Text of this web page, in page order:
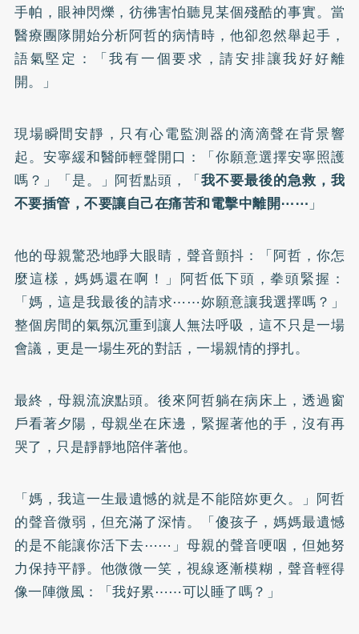
手帕，眼神閃爍，彷彿害怕聽見某個殘酷的事實。當
醫療團隊開始分析阿哲的病情時，他卻忽然舉起手，
語氣堅定：「我有一個要求，請安排讓我好好離
開。」
現場瞬間安靜，只有心電監測器的滴滴聲在背景響
起。安寧緩和醫師輕聲開口：「你願意選擇安寧照護
嗎？」「是。」阿哲點頭，「我不要最後的急救，我
不要插管，不要讓自己在痛苦和電擊中離開⋯⋯ 」
他的母親驚恐地睜大眼睛，聲音顫抖：「阿哲，你怎
麼這樣，媽媽還在啊！」阿哲低下頭，拳頭緊握：
「媽，這是我最後的請求⋯⋯妳願意讓我選擇嗎？」
整個房間的氣氛沉重到讓人無法呼吸，這不只是一場
會議，更是一場生死的對話，一場親情的掙扎。
最終，母親流淚點頭。後來阿哲躺在病床上，透過窗
戶看著夕陽，母親坐在床邊，緊握著他的手，沒有再
哭了，只是靜靜地陪伴著他。
「媽，我這一生最遺憾的就是不能陪妳更久。」阿哲
的聲音微弱，但充滿了深情。「傻孩子，媽媽最遺憾
的是不能讓你活下去⋯⋯」母親的聲音哽咽，但她努
力保持平靜。他微微一笑，視線逐漸模糊，聲音輕得
像一陣微風：「我好累⋯⋯可以睡了嗎？」